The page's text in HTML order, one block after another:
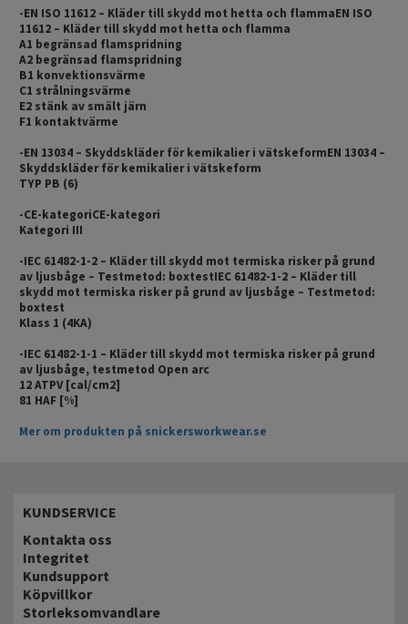
-EN ISO 11612 – Kläder till skydd mot hetta och flammaEN ISO
11612 – Kläder till skydd mot hetta och flamma
A1 begränsad flamspridning
A2 begränsad flamspridning
B1 konvektionsvärme
C1 strålningsvärme
E2 stänk av smält järn
F1 kontaktvärme
-EN 13034 – Skyddskläder för kemikalier i vätskeformEN 13034 –
Skyddskläder för kemikalier i vätskeform
TYP PB (6)
-CE-kategoriCE-kategori
Kategori III
-IEC 61482-1-2 – Kläder till skydd mot termiska risker på grund
av ljusbåge – Testmetod: boxtestIEC 61482-1-2 – Kläder till
skydd mot termiska risker på grund av ljusbåge – Testmetod:
boxtest
Klass 1 (4KA)
-IEC 61482-1-1 – Kläder till skydd mot termiska risker på grund
av ljusbåge, testmetod Open arc
12 ATPV [cal/cm2]
81 HAF [%]
Mer om produkten på snickersworkwear.se
KUNDSERVICE
Kontakta oss
Integritet
Kundsupport
Köpvillkor
Storleksomvandlare